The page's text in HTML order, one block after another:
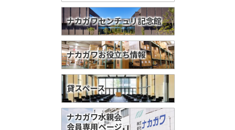
ナカガワセンチュリ記念館
ナカガワお役立ち情報
貸スペース
ナカガワ水親会
会員専用ページ